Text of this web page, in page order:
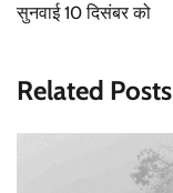
सुनवाई 10 दिसंबर को
Related Posts